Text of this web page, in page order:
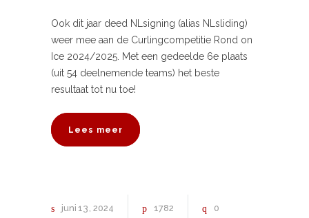
Ook dit jaar deed NLsigning (alias NLsliding)
weer mee aan de Curlingcompetitie Rond on
Ice 2024/2025. Met een gedeelde 6e plaats
(uit 54 deelnemende teams) het beste
resultaat tot nu toe!
Lees meer
juni 13 2024 1782 0